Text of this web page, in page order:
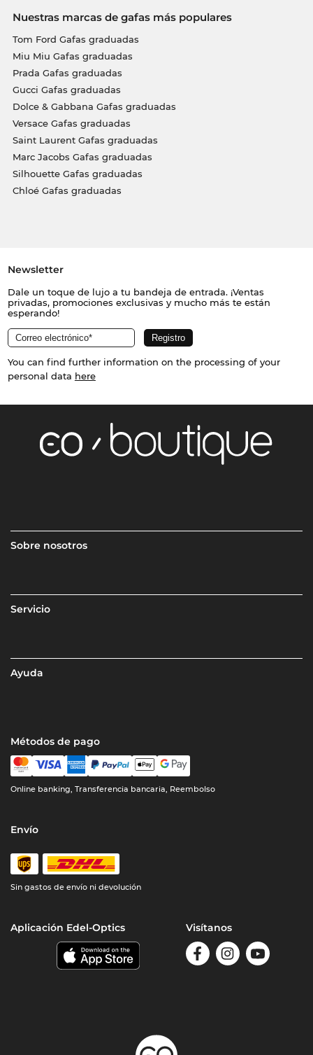
Nuestras marcas de gafas más populares
Tom Ford Gafas graduadas
Miu Miu Gafas graduadas
Prada Gafas graduadas
Gucci Gafas graduadas
Dolce & Gabbana Gafas graduadas
Versace Gafas graduadas
Saint Laurent Gafas graduadas
Marc Jacobs Gafas graduadas
Silhouette Gafas graduadas
Chloé Gafas graduadas
Newsletter
Dale un toque de lujo a tu bandeja de entrada. ¡Ventas
privadas, promociones exclusivas y mucho más te están
esperando!
You can find further information on the processing of your
personal data here
Sobre nosotros
Servicio
Ayuda
Métodos de pago
Online banking, Transferencia bancaria, Reembolso
Envío
Sin gastos de envío ni devolución
Aplicación Edel-Optics Visítanos